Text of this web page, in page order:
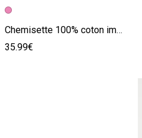
Image précédente
Image suivante
Chemisette 100% coton imprimé fleurie
35.99€